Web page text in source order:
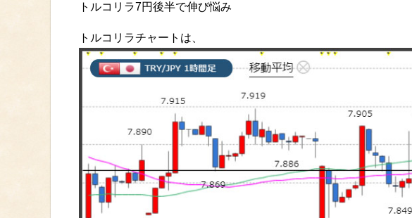
トルコリラ7円後半で伸び悩み
トルコリラチャートは、